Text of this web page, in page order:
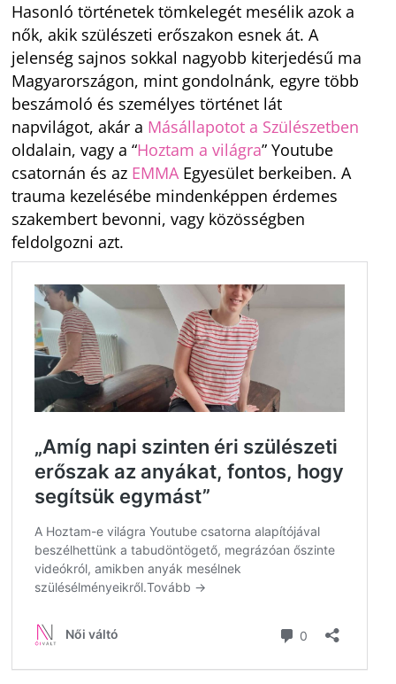
Hasonló történetek tömkelegét mesélik azok a
nők, akik szülészeti erőszakon esnek át. A
jelenség sajnos sokkal nagyobb kiterjedésű ma
Magyarországon, mint gondolnánk, egyre több
beszámoló és személyes történet lát
napvilágot, akár a Másállapotot a Szülészetben
oldalain, vagy a “Hoztam a világra” Youtube
csatornán és az EMMAEgyesület berkeiben. A
trauma kezelésébe mindenképpen érdemes
szakembert bevonni, vagy közösségben
feldolgozni azt.